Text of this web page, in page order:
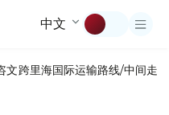
中文
文跨里海国际运输路线/中间走廊